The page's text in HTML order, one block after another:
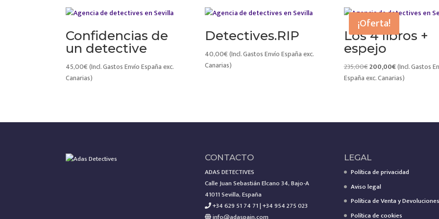
Confidencias de
un detective
45,00€(Incl. Gastos Envío España exc.
Canarias)
Detectives.RIP
40,00€(Incl. Gastos Envío España exc.
Canarias)
¡Oferta!
Los 4 libros +
espejo
235,00€El
precio
200,00€El
precio
(Incl. Gastos
España exc. Canarias)
CONTACTO
ADAS DETECTIVES
Calle Juan Sebastián Elcano 34, Bajo-A
41011 Sevilla, España
+34 629 51 74 71 | +34 954 275 023
LEGAL
Política de privacidad
Aviso legal
Política de Venta y Devoluciones
Política de cookies